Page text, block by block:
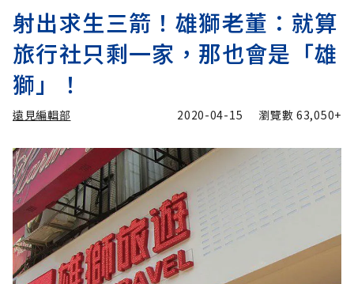
射出求生三箭！雄獅老董：就算
旅行社只剩一家，那也會是「雄
獅」！
遠見編輯部 2020-04-15 瀏覽數63,050+